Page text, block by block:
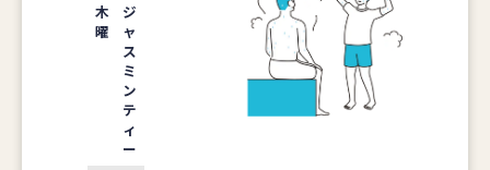
木
曜
ジ
ャ
ス
ミ
ン
テ
ィ
ー